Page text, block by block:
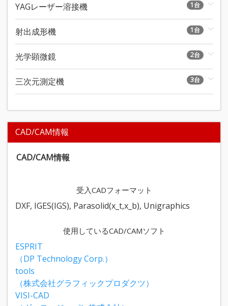
1台
YAGレーザー溶接機
1台
射出成形機
2台
光学顕微鏡
3台
三次元測定機
CAD/CAM情報
CAD/CAM情報
受入CADフォーマット
DXF, IGES(IGS), Parasolid(x_t,x_b), Unigraphics
使用しているCAD/CAMソフト
ESPRIT
（DP Technology Corp.）
tools
（株式会社グラフィックプロダクツ）
VISI-CAD